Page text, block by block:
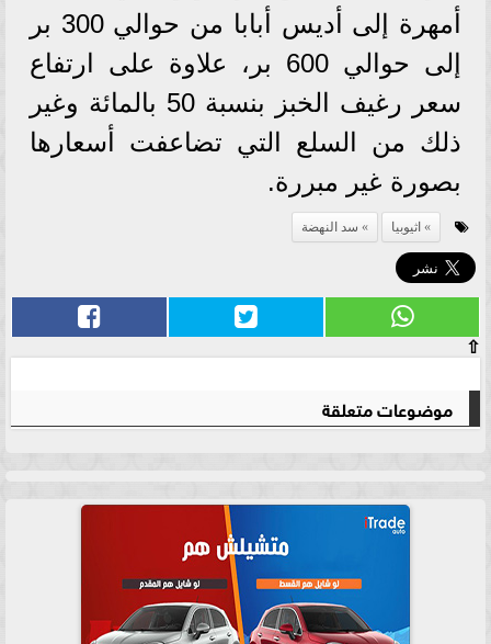
أمهرة إلى أديس أبابا من حوالي 300 بر
إلى حوالي 600 بر، علاوة على ارتفاع
سعر رغيف الخبز بنسبة 50 بالمائة وغير
ذلك من السلع التي تضاعفت أسعارها
بصورة غير مبررة.
اثيوبيا سد النهضة
⇧
موضوعات متعلقة